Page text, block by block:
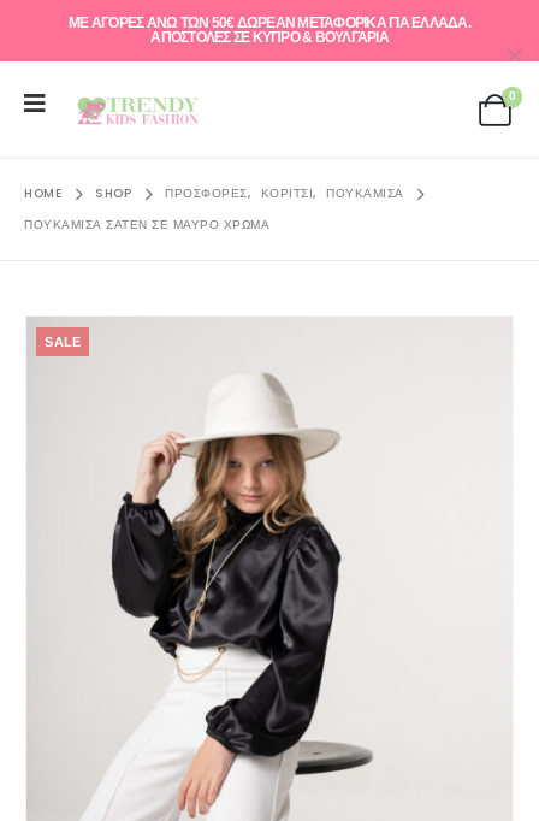
ΜΕ ΑΓΟΡΕΣ ΑΝΩ ΤΩΝ 50€ ΔΩΡΕΑΝ ΜΕΤΑΦΟΡΙΚΑ ΓΙΑ ΕΛΛAΔΑ.
ΑΠΟΣΤΟΛΕΣ ΣΕ ΚΥΠΡΟ & ΒΟΥΛΓΑΡΙΑ
0
HOME SHOP ΠΡΟΣΦΟΡΈΣ, ΚΟΡΊΤΣΙ, ΠΟΥΚΆΜΙΣΑ
ΠΟΥΚΑΜΙΣΑ ΣΑΤΈΝ ΣΕ ΜΑΎΡΟ ΧΡΏΜΑ
SALE